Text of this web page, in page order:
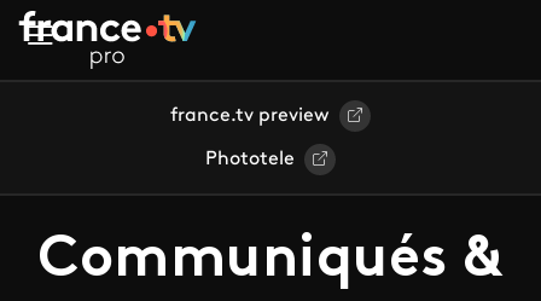
Aller au contenu principal
france.tv preview
Phototele
Communiqués &